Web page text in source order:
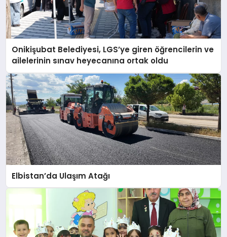
Onikişubat Belediyesi, LGS’ye giren öğrencilerin ve
ailelerinin sınav heyecanına ortak oldu
Elbistan’da Ulaşım Atağı